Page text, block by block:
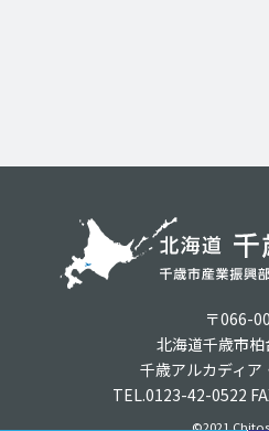
〒066-
北海道千歳市
千歳アルカディア
TEL.0123-42-0522
©2021